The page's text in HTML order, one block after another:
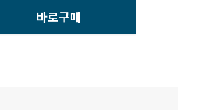
바로구매